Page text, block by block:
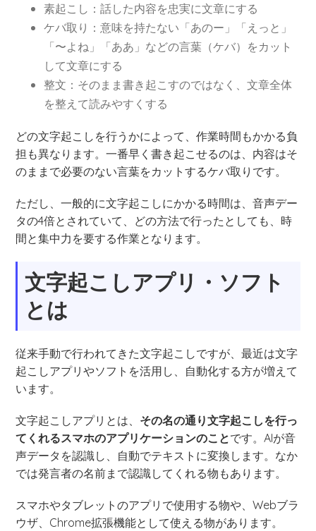
素起こし：話した内容を忠実に文章にする
ケバ取り：意味を持たない「あのー」「えっと」
「〜よね」「ああ」などの言葉（ケバ）をカット
して文章にする
整文：そのまま書き起こすのではなく、文章全体
を整えて読みやすくする
どの文字起こしを行うかによって、作業時間もかかる負
担も異なります。一番早く書き起こせるのは、内容はそ
のままで必要のない言葉をカットするケバ取りです。
ただし、一般的に文字起こしにかかる時間は、音声デー
タの4倍とされていて、どの方法で行ったとしても、時
間と集中力を要する作業となります。
文字起こしアプリ・ソフト
とは
従来手動で行われてきた文字起こしですが、最近は文字
起こしアプリやソフトを活用し、自動化する方が増えて
います。
文字起こしアプリとは、 その名の通り文字起こしを行っ
てくれるスマホのアプリケーションのことです。AIが音
声データを認識し、自動でテキストに変換します。なか
では発言者の名前まで認識してくれる物もあります。
スマホやタブレットのアプリで使用する物や、Webブラ
ウザ、Chrome拡張機能として使える物があります。